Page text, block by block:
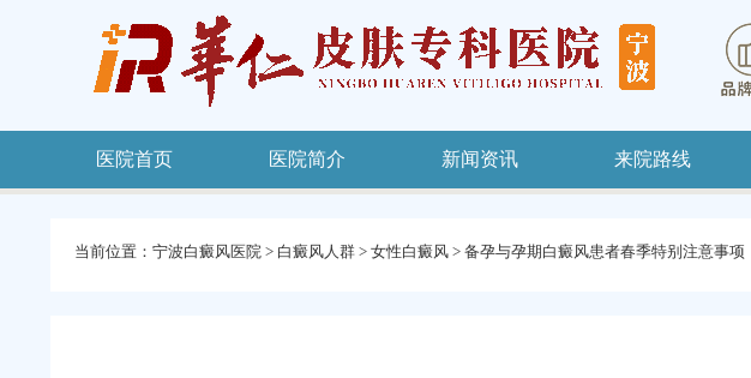
医院首页 医院简介 新闻资讯 来院路线
当前位置： 宁波白癜风医院 > 白癜风人群 > 女性白癜风 > 备孕与孕期白癜风患者春季特别注意事项